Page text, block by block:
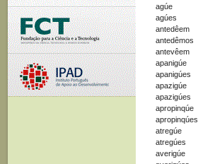
agúe
agúes
antedêem
antedêmos
antevêem
apanigúe
apanigúes
apazigúe
apazigúes
apropinqúe
apropinqúes
atregúe
atregúes
averigúe